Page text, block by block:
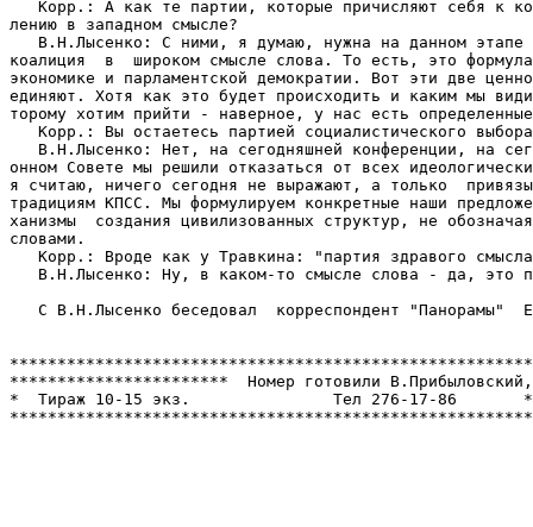
Корр.: А как те партии, которые причисляют себя к
лению в западном смысле?
В.Н.Лысенко: С ними, я думаю, нужна на данном этапе
коалиция  в  широком смысле слова. То есть, это
экономике и парламентской демократии. Вот эти две
единяют. Хотя как это будет происходить и каким мы
торому хотим прийти - наверное, у нас есть
Корр.: Вы остаетесь партией социалистического
В.Н.Лысенко: Нет, на сегодняшней конференции, на
онном Совете мы решили отказаться от всех
я считаю, ничего сегодня не выражают, а только
традициям КПСС. Мы формулируем конкретные наши
ханизмы  создания цивилизованных структур, не
словами.
Корр.: Вроде как у Травкина: "партия здравого
В.Н.Лысенко: Ну, в каком-то смысле слова - да, это
С В.Н.Лысенко беседовал  корреспондент "Панорамы"
***********************  Номер готовили
*  Тираж 10-15 экз.               Тел 276-17-86